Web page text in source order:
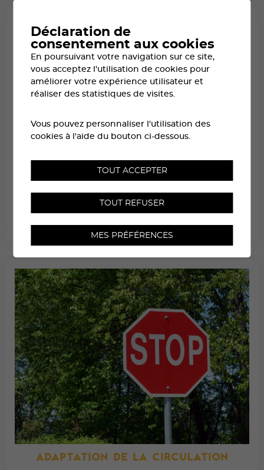
ACCÈS AU DÉPART DEPUIS SIERRE
LE PLAN INTERACTIF DE SIERRE POUR REPÉRER LES PARKINGS, LA GARE, LE
RETRAIT DES DOSSARDS ET LA ZONE D’ACCUEIL DU DÉPART
ADAPTATION DE LA CIRCULATION
Déclaration de
consentement aux cookies
En poursuivant votre navigation sur ce site,
vous acceptez l'utilisation de cookies pour
améliorer votre expérience utilisateur et
réaliser des statistiques de visites.
Vous pouvez personnaliser l'utilisation des
cookies à l'aide du bouton ci-dessous.
TOUT ACCEPTER
TOUT REFUSER
MES PRÉFÉRENCES